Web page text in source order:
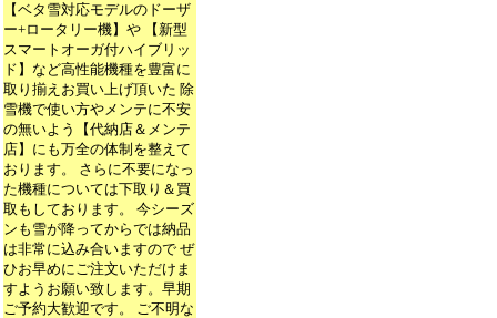
【ベタ雪対応モデルのドーザ
ー+ロータリー機】や 【新型
スマートオーガ付ハイブリッ
ド】など高性能機種を豊富に
取り揃えお買い上げ頂いた 除
雪機で使い方やメンテに不安
の無いよう【代納店＆メンテ
店】にも万全の体制を整えて
おります。 さらに不要になっ
た機種については下取り＆買
取もしております。 今シーズ
ンも雪が降ってからでは納品
は非常に込み合いますので ぜ
ひお早めにご注文いただけま
すようお願い致します。早期
ご予約大歓迎です。 ご不明な